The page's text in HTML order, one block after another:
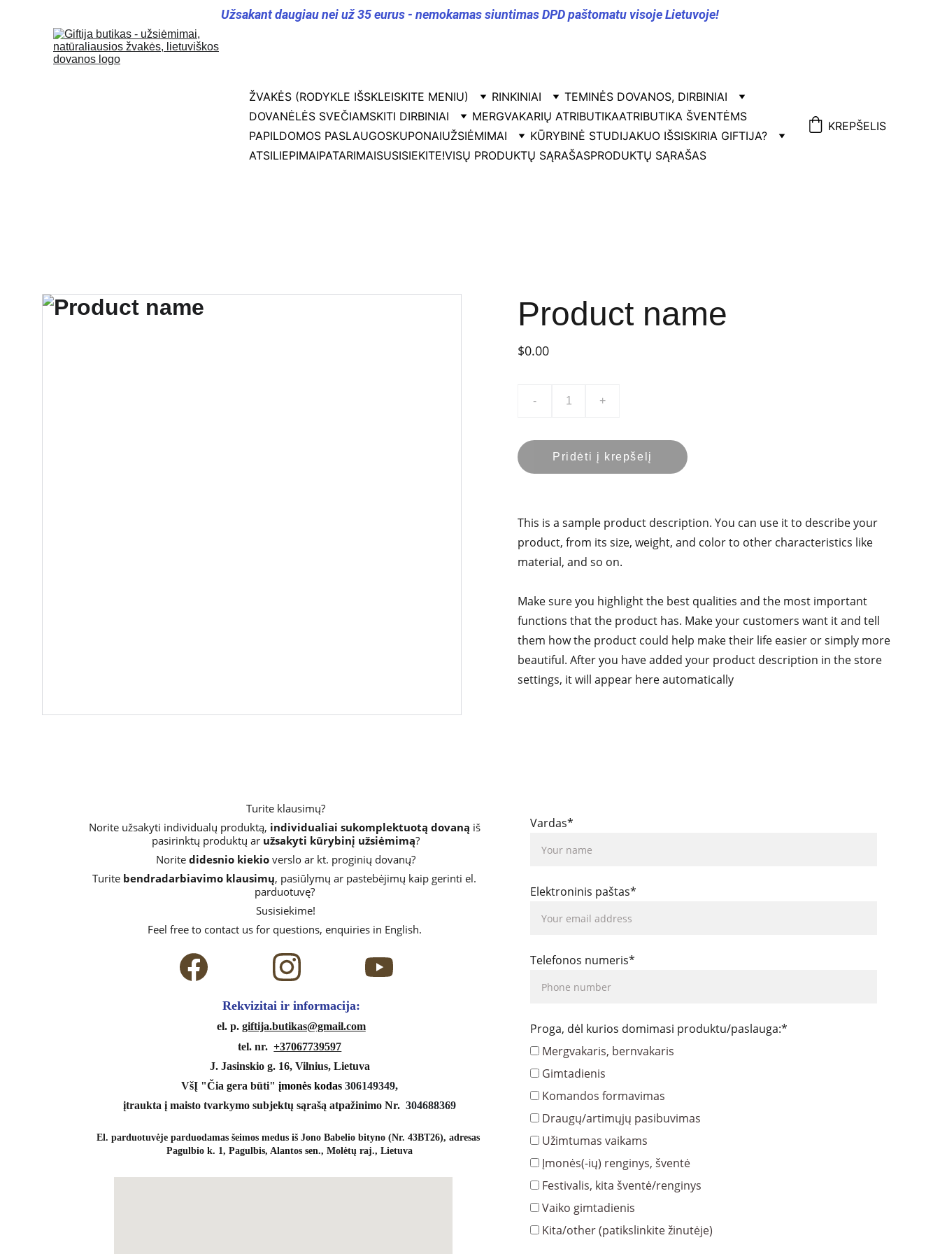
Užsakant daugiau nei už 35 eurus - nemokamas siuntimas DPD paštomatu visoje Lietuvoje!
ŽVAKĖS (RODYKLE IŠSKLEISKITE MENIU) RINKINIAI
TEMINĖS DOVANOS, DIRBINIAI
DOVANĖLĖS SVEČIAMSKITI DIRBINIAI MERGVAKARIŲ ATRIBUTIKAATRIBUTIKA ŠVENTĖMS
PAPILDOMOS PASLAUGOSKUPONAIUŽSIĖMIMAI KŪRYBINĖ STUDIJAKUO IŠSISKIRIA GIFTIJA?
ATSILIEPIMAIPATARIMAISUSISIEKITE!VISŲ PRODUKTŲ SĄRAŠASPRODUKTŲ SĄRAŠAS
KREPŠELIS
Product name
$0.00
- +
Pridėti į krepšelį
This is a sample product description. You can use it to describe your
product, from its size, weight, and color to other characteristics like
material, and so on.
Make sure you highlight the best qualities and the most important
functions that the product has. Make your customers want it and tell
them how the product could help make their life easier or simply more
beautiful. After you have added your product description in the store
settings, it will appear here automatically
Turite klausimų?
Norite užsakyti individualų produktą, individualiai sukomplektuotą dovaną iš
pasirinktų produktų ar užsakyti kūrybinį užsiėmimą?
Norite didesnio kiekio verslo ar kt. proginių dovanų?
Turite bendradarbiavimo klausimų, pasiūlymų ar pastebėjimų kaip gerinti el.
parduotuvę?
Susisiekime!
Feel free to contact us for questions, enquiries in English.
Vardas*
Elektroninis paštas*
Telefonos numeris*
Proga, dėl kurios domimasi produktu/paslauga:*
Mergvakaris, bernvakaris
Gimtadienis
Komandos formavimas
Draugų/artimųjų pasibuvimas
Užimtumas vaikams
Įmonės(-ių) renginys, šventė
Festivalis, kita šventė/renginys
Vaiko gimtadienis
Kita/other (patikslinkite žinutėje)
Rekvizitai ir informacija:
el. p. giftija.butikas@gmail.com
tel. nr. +37067739597
J. Jasinskio g. 16, Vilnius, Lietuva
VšĮ "Čia gera būti" įmonės kodas 306149349,
įtraukta į maisto tvarkymo subjektų sąrašą atpažinimo Nr. 304688369
El. parduotuvėje parduodamas šeimos medus iš Jono Babelio bityno (Nr. 43BT26), adresas
Pagulbio k. 1, Pagulbis, Alantos sen., Molėtų raj., Lietuva